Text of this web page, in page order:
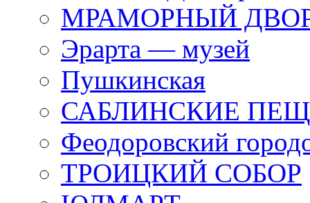
МРАМОРНЫЙ
Эрарта — музей
Пушкинская
САБЛИНСКИЕ
Феодоровский
ТРОИЦКИЙ СОБОР